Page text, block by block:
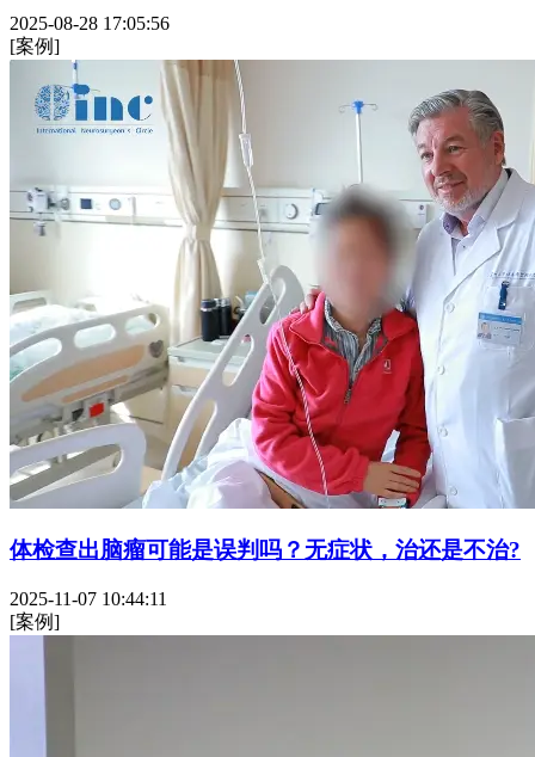
2025-08-28 17:05:56
[案例]
体检查出脑瘤可能是误判吗？无症状，治还是不治?
2025-11-07 10:44:11
[案例]